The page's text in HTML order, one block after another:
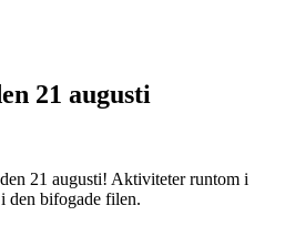
21 augusti
den 21 augusti! Aktiviteter runtom i
den bifogade filen.